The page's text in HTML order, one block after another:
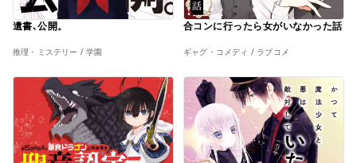
遺書､公開。
推理・ミステリー / 学園
合コンに行ったら女がいなかった話
ギャグ・コメディ / ラブコメ